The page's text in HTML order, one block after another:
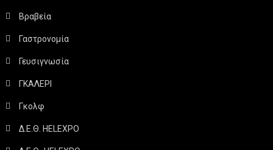
Βραβεία
Γαστρονομία
Γευσιγνωσία
ΓΚΑΛΕΡΙ
Γκολφ
Δ.Ε.Θ. HELEXPO